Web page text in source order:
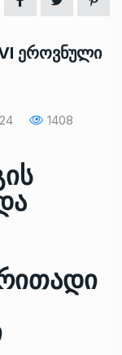
ეროვნული
1408